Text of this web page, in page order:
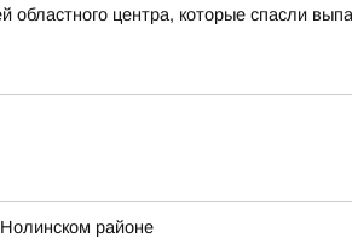
центра, которые спасли
районе